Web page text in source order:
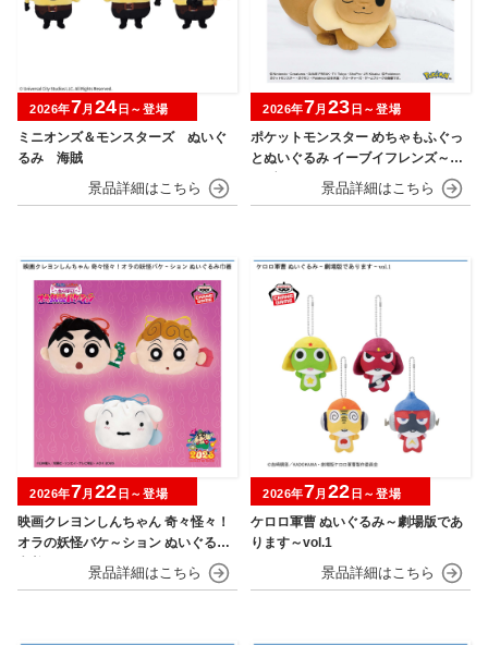
ミニオンズ＆モンスターズ ぬいぐ
るみ 海賊
2026年7月 24 日～登場
ポケットモンスター めちゃもふぐっ
とぬいぐるみ イーブイフレンズ～イ
ーブイ～おひるねver.
2026年7月 23 日～登場
映画クレヨンしんちゃん 奇々怪々！
オラの妖怪バケ～ション ぬいぐるみ
2026年7月 22 日～登場
ケロロ軍曹 ぬいぐるみ～劇場版であ
ります～vol.1
2026年7月 22 日～登場